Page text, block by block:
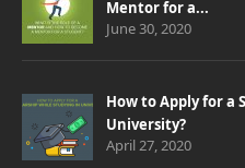
Mentor for a...
June 30, 2020
How to Apply for a
University?
April 27, 2020